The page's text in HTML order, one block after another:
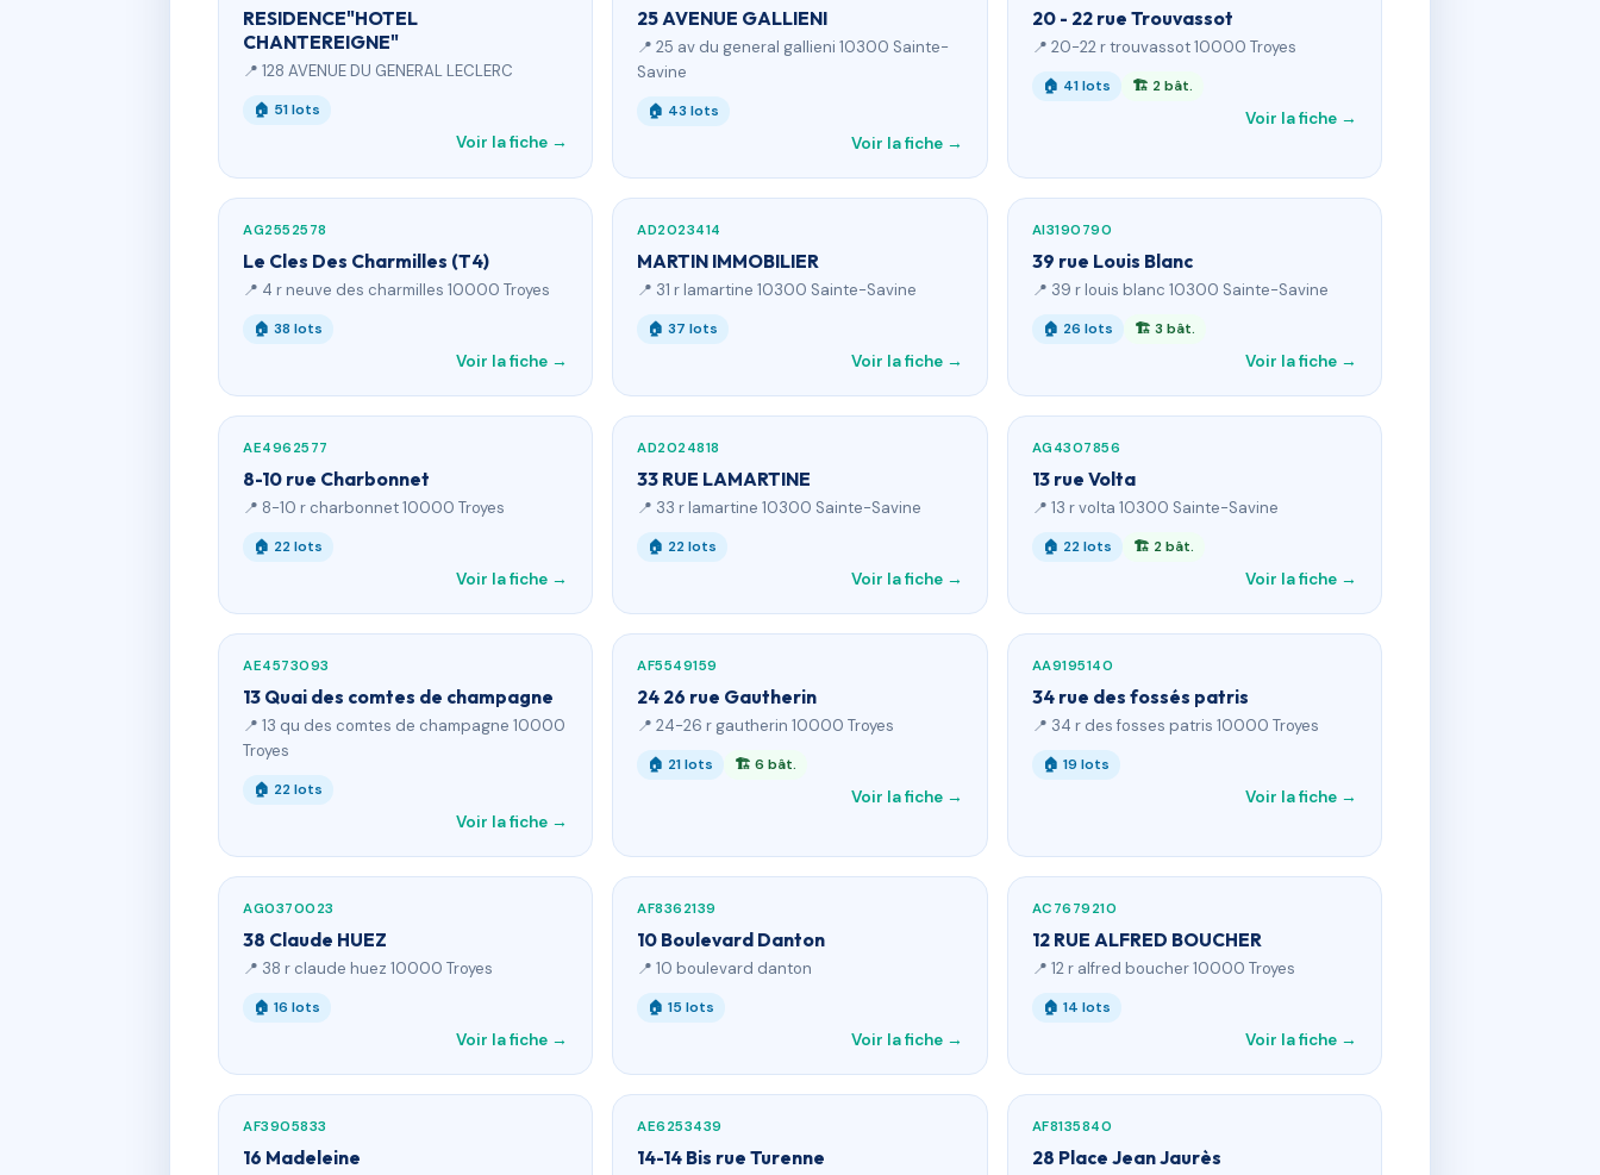
RESIDENCE"HOTEL
CHANTEREIGNE"
📍 128 AVENUE DU GENERAL LECLERC
🏠 51 lots
Voir la fiche →
25 AVENUE GALLIENI
📍 25 av du general gallieni 10300 Sainte-
Savine
🏠 43 lots
Voir la fiche →
20 - 22 rue Trouvassot
📍 20-22 r trouvassot 10000 Troyes
🏠 41 lots 🏗 2 bât.
Voir la fiche →
AG2552578
Le Cles Des Charmilles (T4)
📍 4 r neuve des charmilles 10000 Troyes
🏠 38 lots
Voir la fiche →
AD2023414
MARTIN IMMOBILIER
📍 31 r lamartine 10300 Sainte-Savine
🏠 37 lots
Voir la fiche →
AI3190790
39 rue Louis Blanc
📍 39 r louis blanc 10300 Sainte-Savine
🏠 26 lots 🏗 3 bât.
Voir la fiche →
AE4962577
8-10 rue Charbonnet
📍 8-10 r charbonnet 10000 Troyes
🏠 22 lots
Voir la fiche →
AD2024818
33 RUE LAMARTINE
📍 33 r lamartine 10300 Sainte-Savine
🏠 22 lots
Voir la fiche →
AG4307856
13 rue Volta
📍 13 r volta 10300 Sainte-Savine
🏠 22 lots 🏗 2 bât.
Voir la fiche →
AE4573093
13 Quai des comtes de champagne
📍 13 qu des comtes de champagne 10000
Troyes
🏠 22 lots
Voir la fiche →
AF5549159
24 26 rue Gautherin
📍 24-26 r gautherin 10000 Troyes
🏠 21 lots 🏗 6 bât.
Voir la fiche →
AA9195140
34 rue des fossés patris
📍 34 r des fosses patris 10000 Troyes
🏠 19 lots
Voir la fiche →
AG0370023
38 Claude HUEZ
📍 38 r claude huez 10000 Troyes
🏠 16 lots
Voir la fiche →
AF8362139
10 Boulevard Danton
📍 10 boulevard danton
🏠 15 lots
Voir la fiche →
AC7679210
12 RUE ALFRED BOUCHER
📍 12 r alfred boucher 10000 Troyes
🏠 14 lots
Voir la fiche →
AF3905833
16 Madeleine
AE6253439
14-14 Bis rue Turenne
AF8135840
28 Place Jean Jaurès